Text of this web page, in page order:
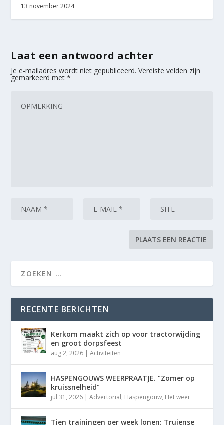
13 november 2024
Laat een antwoord achter
Je e-mailadres wordt niet gepubliceerd. Vereiste velden zijn
gemarkeerd met*
RECENTE BERICHTEN
Kerkom maakt zich op voor tractorwijding
en groot dorpsfeest
aug 2, 2026 |Activiteiten
HASPENGOUWS WEERPRAATJE. “Zomer op
kruissnelheid”
jul 31, 2026 |Advertorial, Haspengouw, Het weer
Tien trainingen per week lonen: Truiense